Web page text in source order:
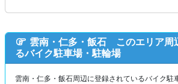
雲南・仁多・飯石 このエリア周
るバイク駐車場・駐輪場
雲南・仁多・飯石周辺に登録されているバイク駐